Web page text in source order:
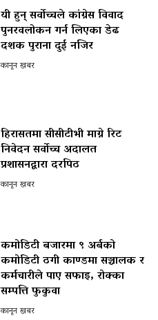
यी हुन् सर्वोच्चले कांग्रेस विवाद
पुनरवलोकन गर्न लिएका डेढ
दशक पुराना दुई नजिर
कानून खबर
हिरासतमा सीसीटीभी माग्ने रिट
निवेदन सर्वोच्च अदालत
प्रशासनद्वारा दरपिठ
कानून खबर
कमोडिटी बजारमा ९ अर्बको
कमोडिटी ठगी काण्डमा सञ्चालक र
कर्मचारीले पाए सफाइ, रोक्का
सम्पत्ति फुकुवा
कानून खबर